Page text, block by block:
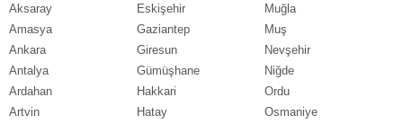
Aksaray
Amasya
Ankara
Antalya
Ardahan
Artvin
Eskişehir
Gaziantep
Giresun
Gümüşhane
Hakkari
Hatay
Muğla
Muş
Nevşehir
Niğde
Ordu
Osmaniye